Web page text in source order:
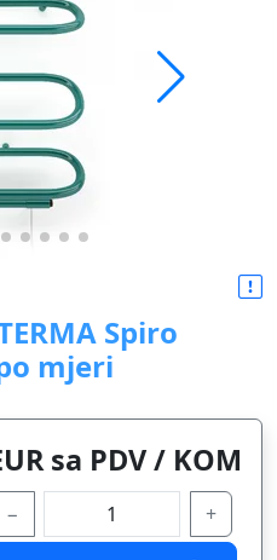
Spiro
mjeri
sa PDV / KOM
− +